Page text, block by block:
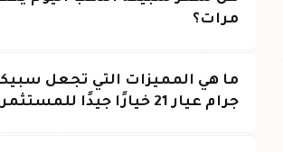
مرات؟
جرام عيار 21 خيارًا جيدًا للمستثمرين؟